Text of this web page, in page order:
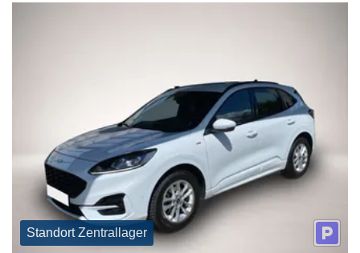
Standort Zentrallager